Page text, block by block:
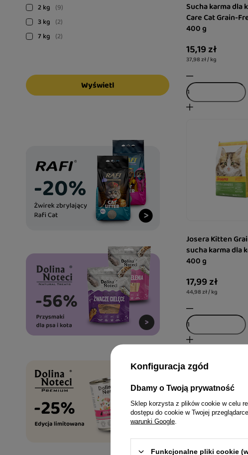
2 kg
9
3 kg
2
7 kg
2
Wyświetl
Sucha karma dla
Care Cat Grain-
400 g
15,19 zł
37,98 zł / kg
Josera Kitten
sucha karma dla
400 g
17,99 zł
44,98 zł / kg
Konfiguracja zgód
Dbamy o Twoją prywatność
Sklep korzysta z plików cookie w celu
dostępu do cookie w Twojej
warunki Google
Funkcjonalne pliki cookie